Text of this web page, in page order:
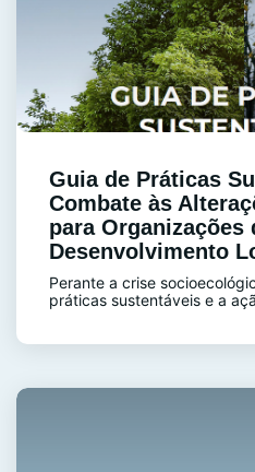
Guia de Práticas
Combate às
para Organizações
Desenvolvimento
Perante a crise
práticas sustentáveis e a